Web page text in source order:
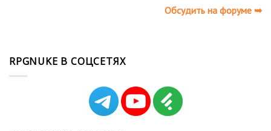
Обсудить на форуме ➥
RPGNUKE В СОЦСЕТЯХ